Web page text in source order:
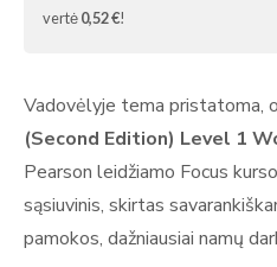
vertė0,52 €!
Vadovėlyje tema pristatoma,
(Second Edition) Level 1
Pearson leidžiamo Focus
sąsiuvinis, skirtas
pamokos, dažniausiai namų